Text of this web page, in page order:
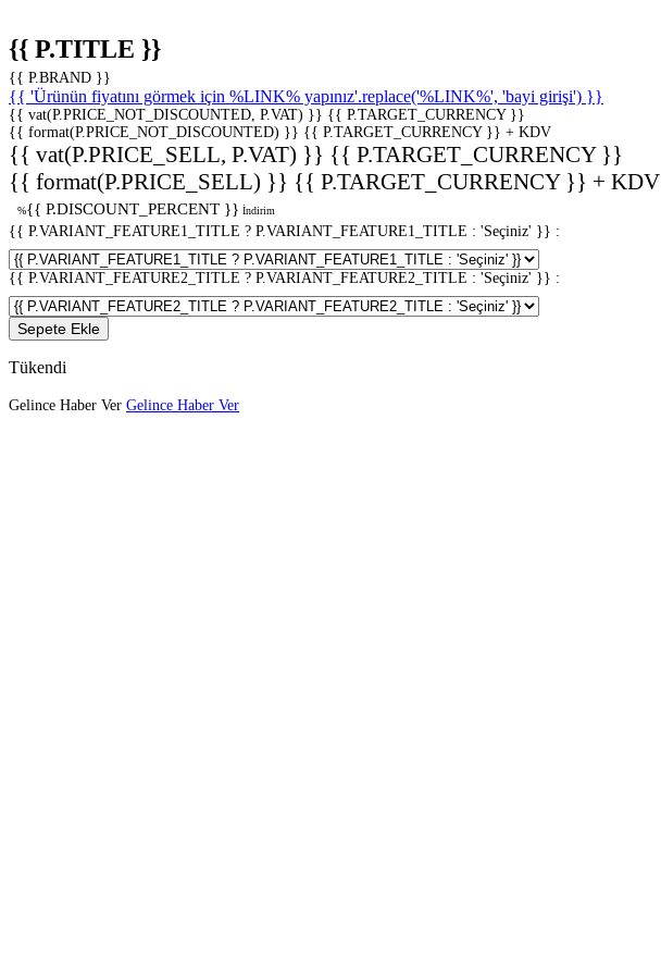
{{ P.TITLE }}
{{ P.BRAND }}
{{ 'Ürünün fiyatını görmek için %LINK% yapınız'.replace('%LINK%', 'bayi girişi') }}
{{ vat(P.PRICE_NOT_DISCOUNTED, P.VAT) }} {{ P.TARGET_CURRENCY }}
{{ format(P.PRICE_NOT_DISCOUNTED) }} {{ P.TARGET_CURRENCY }} + KDV
{{ vat(P.PRICE_SELL, P.VAT) }} {{ P.TARGET_CURRENCY }}
{{ format(P.PRICE_SELL) }} {{ P.TARGET_CURRENCY }} + KDV
%{{ P.DISCOUNT_PERCENT }} İndirim
{{ P.VARIANT_FEATURE1_TITLE ? P.VARIANT_FEATURE1_TITLE : 'Seçiniz' }} :
{{ P.VARIANT_FEATURE2_TITLE ? P.VARIANT_FEATURE2_TITLE : 'Seçiniz' }} :
Sepete Ekle
Tükendi
Gelince Haber Ver Gelince Haber Ver